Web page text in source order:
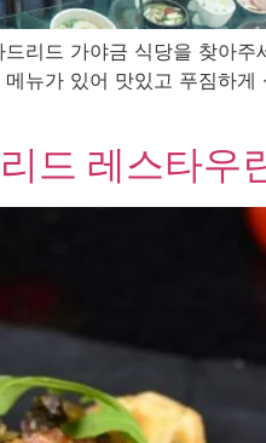
드 가야금 식당을 찾아
뉴가 있어 맛있고 푸짐하
드 레스타우